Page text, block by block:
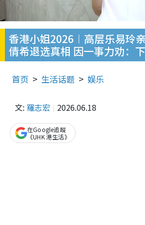
香港小姐2026︱高层乐易玲
倩希退选真相 因一事力劝：
首页 生活话题 娱乐
文: 羅志宏 2026.06.18
在Google追蹤
《UHK 港生活》